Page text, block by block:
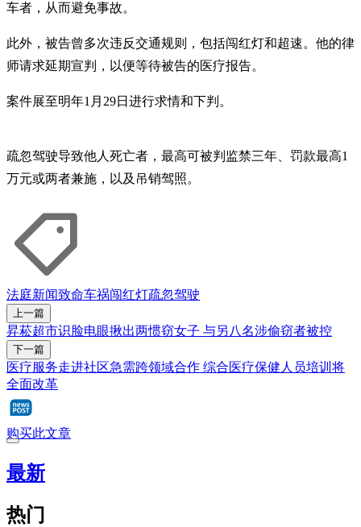
车者，从而避免事故。
此外，被告曾多次违反交通规则，包括闯红灯和超速。他的律
师请求延期宣判，以便等待被告的医疗报告。
案件展至明年1月29日进行求情和下判。
疏忽驾驶导致他人死亡者，最高可被判监禁三年、罚款最高1
万元或两者兼施，以及吊销驾照。
法庭新闻致命车祸闯红灯疏忽驾驶
上一篇
昇菘超市识脸电眼揪出两惯窃女子 与另八名涉偷窃者被控
下一篇
医疗服务走进社区急需跨领域合作 综合医疗保健人员培训将
全面改革
购买此文章
最新
热门